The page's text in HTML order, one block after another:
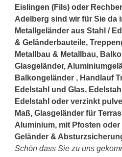
Eislingen (Fils) oder
Adelberg sind wir für Sie da
Metallgeländer aus Stahl /
& Geländerbauteile,
Metallbau & Metallbau,
Glasgeländer,
Balkongeländer , Handlauf
Edelstahl und Glas,
Edelstahl oder verzinkt
Maß, Glasgeländer für
Aluminium, mit Pfosten oder
Geländer &
Schön dass Sie zu uns